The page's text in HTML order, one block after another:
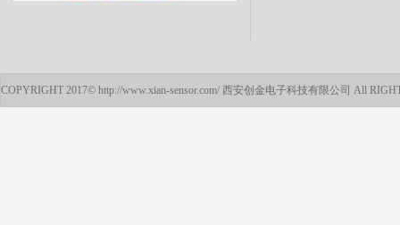
COPYRIGHT 2017© http://www.xian-sensor.com/ 西安创金电子科技有限公司 All